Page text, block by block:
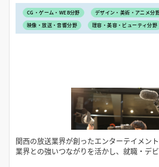
CG・ゲーム・WEB分野 デザイン・美術・アニメ分
映像・放送・音響分野
理容・美容・ビューティ分野
関西の放送業界が創ったエンターテイメン
業界との強いつながりを活かし、就職・デ